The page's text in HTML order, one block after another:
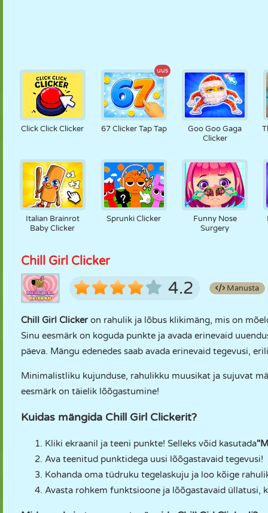
Click Click Clicker
uus
67 Clicker Tap Tap
Goo Goo Gaga
Clicker
Italian Brainrot
Baby Clicker
Sprunki Clicker
Funny Nose
Surgery
Chill Girl Clicker
4.2 Manusta
Chill Girl Clickeron rahulik ja lõbus klikimäng, mis on
Sinu eesmärk on koguda punkte ja avada erinevaid
päeva. Mängu edenedes saab avada erinevaid tegevusi,
Minimalistliku kujunduse, rahulikku muusikat ja sujuvat
eesmärk on täielik lõõgastumine!
Kuidas mängida Chill Girl Clickerit?
Kliki ekraanil ja teeni punkte! Selleks võid kasutada
Ava teenitud punktidega uusi lõõgastavaid tegevusi!
Kohanda oma tüdruku tegelaskuju ja loo kõige
Avasta rohkem funktsioone ja lõõgastavaid üllatusi,